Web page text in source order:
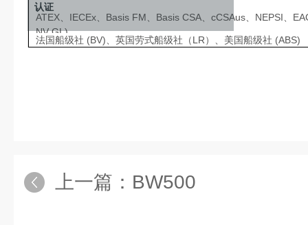
认证
ATEX、IECEx、Basis FM、Basis CSA、cCSAus、NEPSI、
NV GL)、
法国船级社 (BV)、英国劳式船级社（LR）、美国船级社 (ABS)
上一篇： BW500